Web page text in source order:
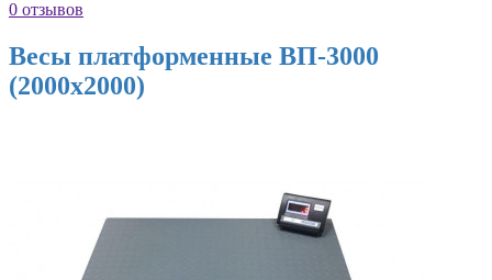
0 отзывов
Весы платформенные ВП-3000
(2000х2000)